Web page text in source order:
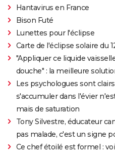
Hantavirus en France
Bison Futé
Lunettes pour l'éclipse
Carte de l'éclipse solaire du
"Appliquer ce liquide
douche" : la meilleure
Les psychologues sont
s'accumuler dans l'évier
mais de saturation
Tony Silvestre, éducateur
pas malade, c'est un signe
Ce chef étoilé est formel :